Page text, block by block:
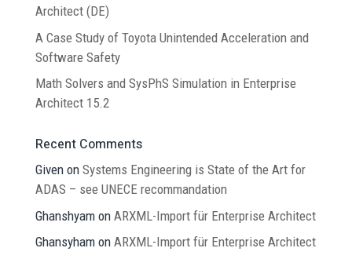
Architect (DE)
A Case Study of Toyota Unintended Acceleration and
Software Safety
Math Solvers and SysPhS Simulation in Enterprise
Architect 15.2
Recent Comments
Givenon Systems Engineering is State of the Art for
ADAS – see UNECE recommandation
Ghanshyamon ARXML-Import für Enterprise Architect
Ghansyhamon ARXML-Import für Enterprise Architect